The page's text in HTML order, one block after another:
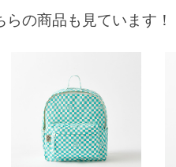
の商品も見ています！